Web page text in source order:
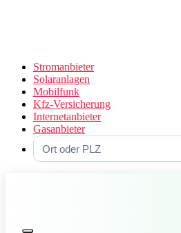
Stromanbieter
Solaranlagen
Mobilfunk
Kfz-Versicherung
Internetanbieter
Gasanbieter